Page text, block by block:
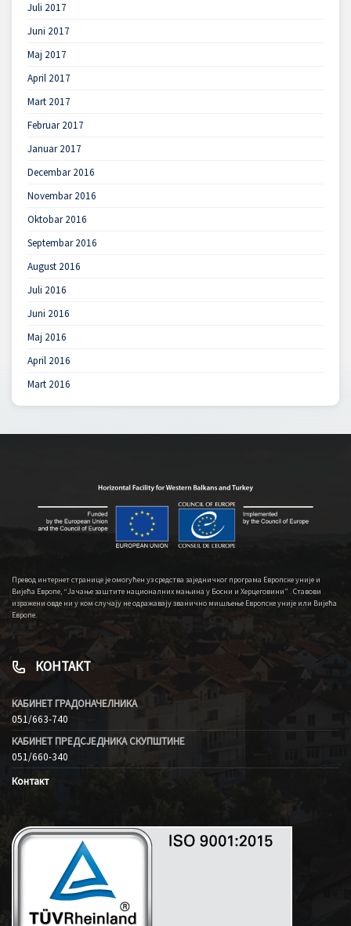
Juli 2017
Juni 2017
Maj 2017
April 2017
Mart 2017
Februar 2017
Januar 2017
Decembar 2016
Novembar 2016
Oktobar 2016
Septembar 2016
August 2016
Juli 2016
Juni 2016
Maj 2016
April 2016
Mart 2016
Превод интернет странице је омогућен уз средства заједничког програма Европске уније и
Вијећа Европе, “Јачање заштите националних мањина у Босни и Херцеговини” . Ставови
изражени овде ни у ком случају не одражавају званично мишљење Европске уније или Вијећа
Европе.
КОНТАКТ
КАБИНЕТ ГРАДОНАЧЕЛНИКА
051/663-740
КАБИНЕТ ПРЕДСЈЕДНИКА СКУПШТИНЕ
051/660-340
Контакт